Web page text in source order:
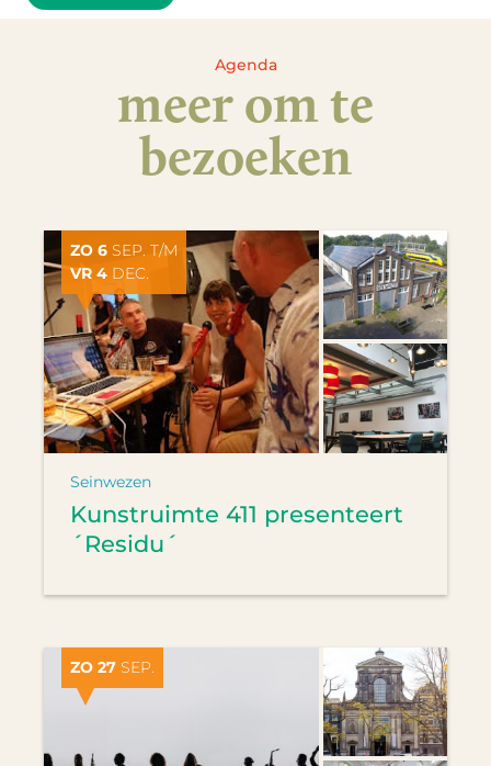
Agenda
meer om te
bezoeken
ZO 6 SEP. T/M
VR 4 DEC.
Seinwezen
Kunstruimte 411 presenteert
´Residu´
ZO 27 SEP.